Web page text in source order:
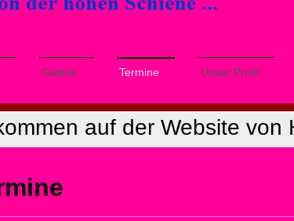
Galerie Termine Unser Profil
auf der Website von